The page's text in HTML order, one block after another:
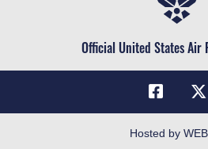
Military One Source
Telephone Directory
FOIA | Privacy | Section 508
Civilian ServiceOfficial United States Air
Hosted by